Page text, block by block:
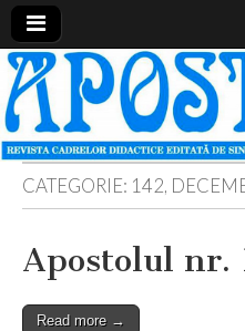
Revista
cadrelor
didactice
din
judetul
Neamt
CATEGORIE: 142,
Apostolul nr.
Read more →